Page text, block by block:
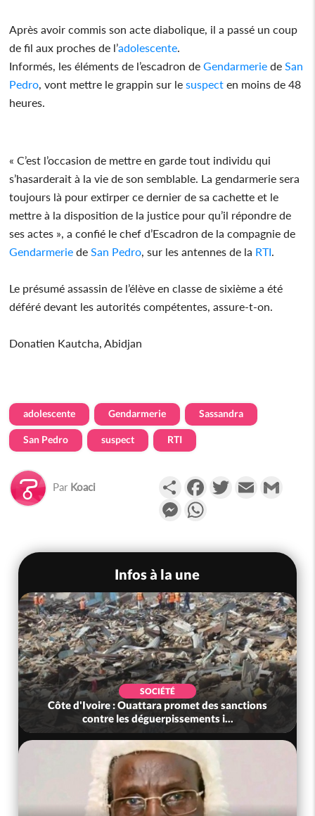
Après avoir commis son acte diabolique, il a passé un coup
de fil aux proches de l’adolescente
Informés, les éléments de l’escadron deGendarmerie de San
Pedro , vont mettre le grappin sur lesuspect en moins de 48
heures.
« C’est l’occasion de mettre en garde tout individu qui
s’hasarderait à la vie de son semblable. La gendarmerie sera
toujours là pour extirper ce dernier de sa cachette et le
mettre à la disposition de la justice pour qu’il répondre de
ses actes », a confié le chef d’Escadron de la compagnie de
Gendarmerie de San Pedro , sur les antennes de la RTI
Le présumé assassin de l’élève en classe de sixième a été
déféré devant les autorités compétentes, assure-t-on.
Donatien Kautcha, Abidjan
adolescente Gendarmerie Sassandra
San Pedro suspect RTI
Par Koaci PartagerFacebookTwitterEmail
Messenger
Infos à la une
SOCIÉTÉ
Côte d'Ivoire : Ouattara promet des sanctions
contre les déguerpissements i...